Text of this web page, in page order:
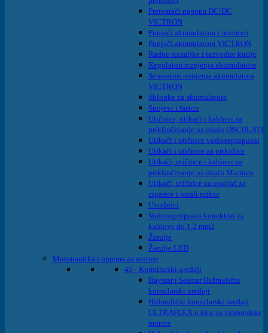
Pretvarači napona DC/DC
VICTRON
Punjači akumulatora i inverteri
Punjači akumulatora VICTRON
Radne stezaljke i razvodne kutije
Regulatori punjenja akumulatora
Separatori punjenja akumulatora
VICTRON
Sklopke za akumulatore
Spojevi i faston
Utičnice, utikači i kablovi za
priključivanje na obalu OSCULATI
Utikači i utičnice vodonepropusni
Utikači i utičnice za prikolice
Utikači, utičnice i kablovi za
priključivanje na obalu Marinco
Utikači, utičnice za upaljač za
cigarete i ostali pribor
Uvodnici
Vodonepropusni konektori za
kablove do 1,2 mm2
Žarulje
Žarulje LED
Motonautika i oprema za motore
45 - Kormilarski uređaji
Baystar i Seastar Hidraulični
kormilarski uređaji
Hidraulični kormilarski uređaji
ULTRAFLEX u kitu za vanbrodske
motore